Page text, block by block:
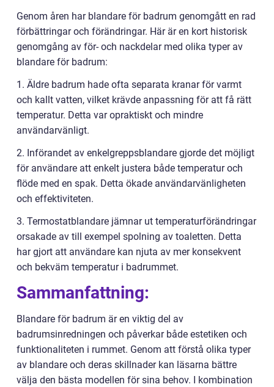
Genom åren har blandare för badrum genomgått en rad
förbättringar och förändringar. Här är en kort historisk
genomgång av för- och nackdelar med olika typer av
blandare för badrum:
1. Äldre badrum hade ofta separata kranar för varmt
och kallt vatten, vilket krävde anpassning för att få rätt
temperatur. Detta var opraktiskt och mindre
användarvänligt.
2. Införandet av enkelgreppsblandare gjorde det möjligt
för användare att enkelt justera både temperatur och
flöde med en spak. Detta ökade användarvänligheten
och effektiviteten.
3. Termostatblandare jämnar ut temperaturförändringar
orsakade av till exempel spolning av toaletten. Detta
har gjort att användare kan njuta av mer konsekvent
och bekväm temperatur i badrummet.
Sammanfattning:
Blandare för badrum är en viktig del av
badrumsinredningen och påverkar både estetiken och
funktionaliteten i rummet. Genom att förstå olika typer
av blandare och deras skillnader kan läsarna bättre
välja den bästa modellen för sina behov. I kombination